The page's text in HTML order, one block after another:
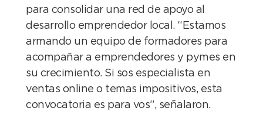
para consolidar una red de apoyo al
desarrollo emprendedor local. “Estamos
armando un equipo de formadores para
acompañar a emprendedores y pymes en
su crecimiento. Si sos especialista en
ventas online o temas impositivos, esta
convocatoria es para vos”, señalaron.